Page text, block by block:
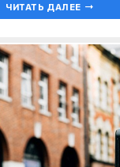
ЧИТАТЬ ДАЛЕЕ